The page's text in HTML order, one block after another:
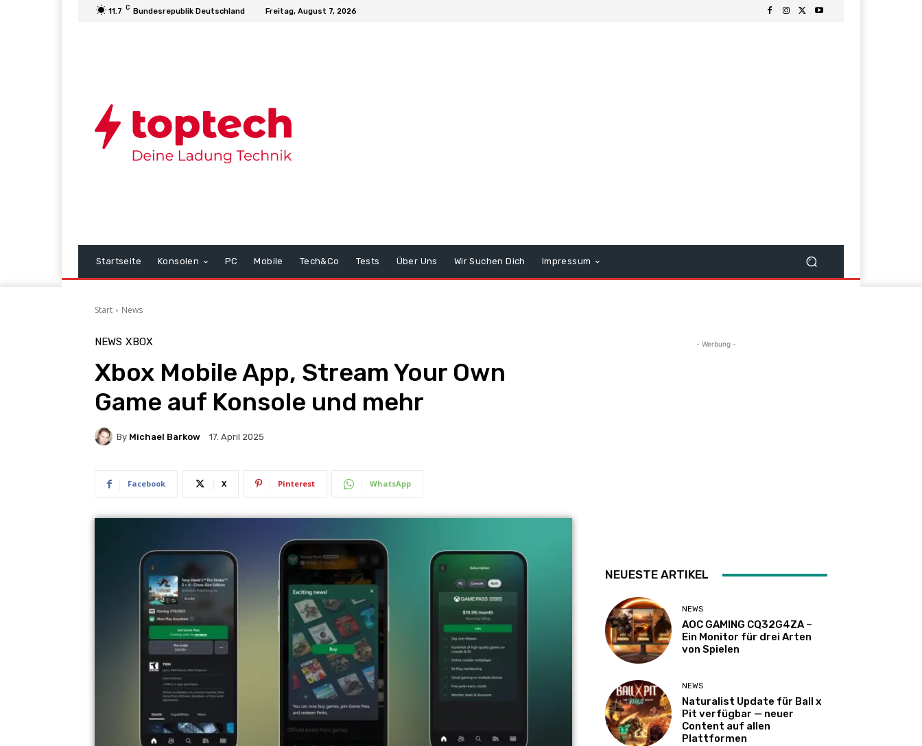
11.7 C Bundesrepublik Deutschland Freitag, August 7, 2026
Startseite Konsolen PC Mobile Tech&Co Tests Über Uns Wir Suchen Dich Impressum
Start News
NEWS XBOX
Xbox Mobile App, Stream Your Own
Game auf Konsole und mehr
By Michael Barkow 17. April 2025
Facebook X Pinterest WhatsApp
- Werbung -
NEUESTE ARTIKEL
NEWS
AOC GAMING CQ32G4ZA –
Ein Monitor für drei Arten
von Spielen
NEWS
Naturalist Update für Ball x
Pit verfügbar — neuer
Content auf allen
Plattformen